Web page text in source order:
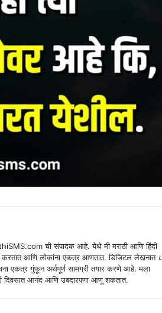
ची संपादक आहे. येथे मी मराठी आणि हिंदी
आणि लोकांना एकत्र आणतात. डिजिटल लेखनात ८
एकत्र गुंफून अर्थपूर्ण सामग्री तयार करणे आहे. मला
दिवसात आनंद आणि उबदारपणा आणू शकतात.